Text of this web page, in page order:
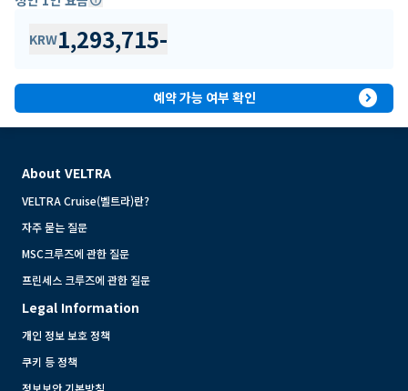
KRW1,293,715-
예약 가능 여부 확인 expand_circle_right
About VELTRA
VELTRA Cruise(벨트라)란?
자주 묻는 질문
MSC크루즈에 관한 질문
프린세스 크루즈에 관한 질문
Legal Information
개인 정보 보호 정책
쿠키 등 정책
정보보안 기본방침